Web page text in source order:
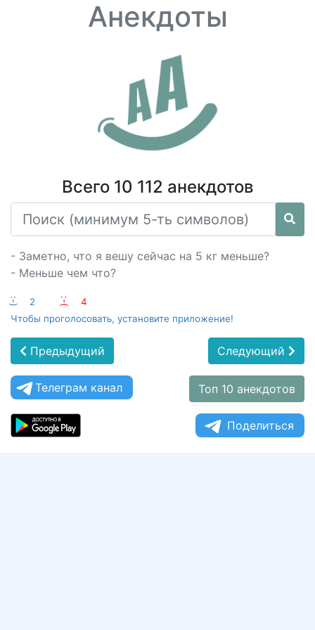
Анекдоты
Всего 10 112 анекдотов
- Заметно, что я вешу сейчас на 5 кг меньше?
- Меньше чем что?
:-) 2 :-(
4
Чтобы проголосовать, установите приложение!
Предыдущий Следующий
Телеграм канал Топ 10 анекдотов
Поделиться